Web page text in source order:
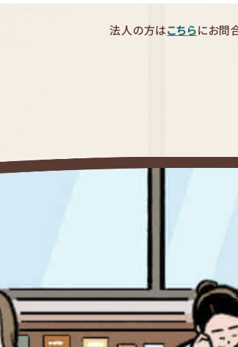
法人の方はこちらにお問